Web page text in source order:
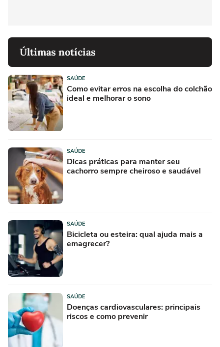
Últimas notícias
SAÚDE
Como evitar erros na escolha do colchão
ideal e melhorar o sono
SAÚDE
Dicas práticas para manter seu
cachorro sempre cheiroso e saudável
SAÚDE
Bicicleta ou esteira: qual ajuda mais a
emagrecer?
SAÚDE
Doenças cardiovasculares: principais
riscos e como prevenir